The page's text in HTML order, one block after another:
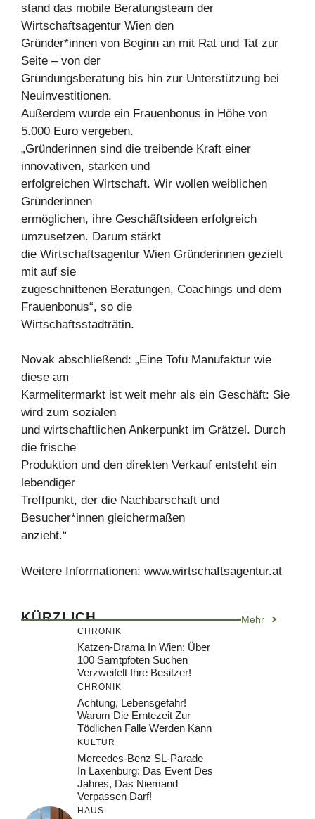
stand das mobile Beratungsteam der
Wirtschaftsagentur Wien den
Gründer*innen von Beginn an mit Rat und Tat zur
Seite – von der
Gründungsberatung bis hin zur Unterstützung bei
Neuinvestitionen.
Außerdem wurde ein Frauenbonus in Höhe von
5.000 Euro vergeben.
„Gründerinnen sind die treibende Kraft einer
innovativen, starken und
erfolgreichen Wirtschaft. Wir wollen weiblichen
Gründerinnen
ermöglichen, ihre Geschäftsideen erfolgreich
umzusetzen. Darum stärkt
die Wirtschaftsagentur Wien Gründerinnen gezielt
mit auf sie
zugeschnittenen Beratungen, Coachings und dem
Frauenbonus“, so die
Wirtschaftsstadträtin.
Novak abschließend: „Eine Tofu Manufaktur wie
diese am
Karmelitermarkt ist weit mehr als ein Geschäft: Sie
wird zum sozialen
und wirtschaftlichen Ankerpunkt im Grätzel. Durch
die frische
Produktion und den direkten Verkauf entsteht ein
lebendiger
Treffpunkt, der die Nachbarschaft und
Besucher*innen gleichermaßen
anzieht.“
Weitere Informationen: www.wirtschaftsagentur.at
KÜRZLICH Mehr
CHRONIK
Katzen-Drama In Wien: Über
100 Samtpfoten Suchen
Verzweifelt Ihre Besitzer!
CHRONIK
Achtung, Lebensgefahr!
Warum Die Erntezeit Zur
Tödlichen Falle Werden Kann
KULTUR
Mercedes-Benz SL-Parade
In Laxenburg: Das Event Des
Jahres, Das Niemand
Verpassen Darf!
HAUS